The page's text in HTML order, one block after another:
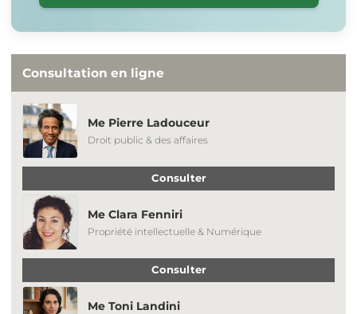
Consultation en ligne
Me Pierre Ladouceur
Droit public & des affaires
Consulter
Me Clara Fenniri
Propriété intellectuelle & Numérique
Consulter
Me Toni Landini